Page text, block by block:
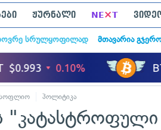
ჟურნალი NE×T
სრულყოფილად მთავარია
პოლიტიკა